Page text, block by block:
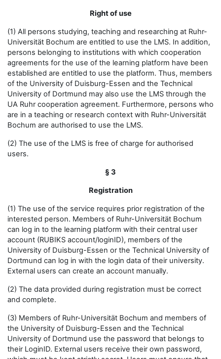
Right of use
(1) All persons studying, teaching and researching at Ruhr-
Universität Bochum are entitled to use the LMS. In addition,
persons belonging to institutions with which cooperation
agreements for the use of the learning platform have been
established are entitled to use the platform. Thus, members
of the University of Duisburg-Essen and the Technical
University of Dortmund may also use the LMS through the
UA Ruhr cooperation agreement. Furthermore, persons who
are in a teaching or research context with Ruhr-Universität
Bochum are authorised to use the LMS.
(2) The use of the LMS is free of charge for authorised
users.
§ 3
Registration
(1) The use of the service requires prior registration of the
interested person. Members of Ruhr-Universität Bochum
can log in to the learning platform with their central user
account (RUBIKS account/loginID), members of the
University of Duisburg-Essen or the Technical University of
Dortmund can log in with the login data of their university.
External users can create an account manually.
(2) The data provided during registration must be correct
and complete.
(3) Members of Ruhr-Universität Bochum and members of
the University of Duisburg-Essen and the Technical
University of Dortmund use the password that belongs to
their LoginID. External users receive their own password,